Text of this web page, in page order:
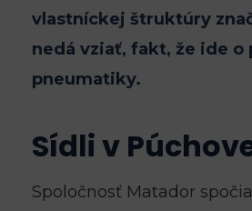
vlastníckej štruktúry
nedá vziať, fakt, že ide o
pneumatiky.
Sídli v
Spoločnosť Matador